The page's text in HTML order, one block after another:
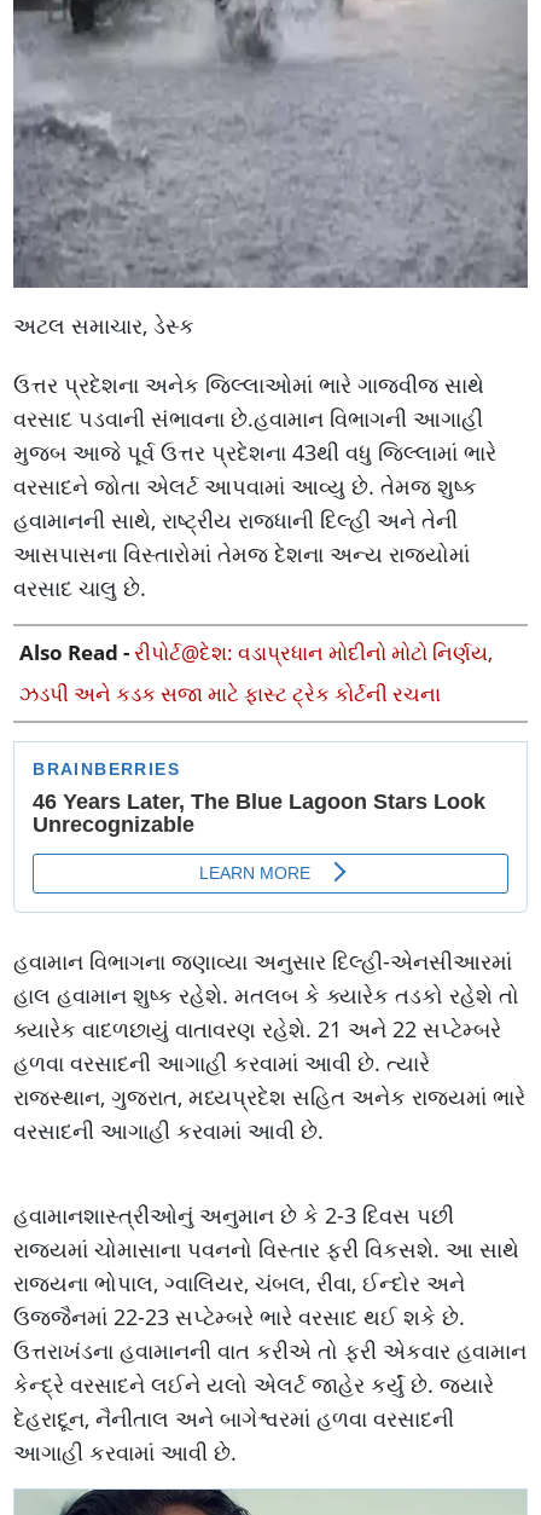
અટલ સમાચાર, ડેસ્ક
ઉત્તર પ્રદેશના અનેક જિલ્લાઓમાં ભારે ગાજવીજ સાથે
વરસાદ પડવાની સંભાવના છે.હવામાન વિભાગની આગાહી
મુજબ આજે પૂર્વ ઉત્તર પ્રદેશના 43થી વધુ જિલ્લામાં ભારે
વરસાદને જોતા એલર્ટ આપવામાં આવ્યુ છે. તેમજ શુષ્ક
હવામાનની સાથે, રાષ્ટ્રીય રાજધાની દિલ્હી અને તેની
આસપાસના વિસ્તારોમાં તેમજ દેશના અન્ય રાજ્યોમાં
વરસાદ ચાલુ છે.
Also Read -રીપોર્ટ@દેશ: વડાપ્રધાન મોદીનો મોટો નિર્ણય,
ઝડપી અને કડક સજા માટે ફાસ્ટ ટ્રેક કોર્ટની રચના
હવામાન વિભાગના જણાવ્યા અનુસાર દિલ્હી-એનસીઆરમાં
હાલ હવામાન શુષ્ક રહેશે. મતલબ કે ક્યારેક તડકો રહેશે તો
ક્યારેક વાદળછાયું વાતાવરણ રહેશે. 21 અને 22 સપ્ટેમ્બરે
હળવા વરસાદની આગાહી કરવામાં આવી છે. ત્યારે
રાજસ્થાન, ગુજરાત, મધ્યપ્રદેશ સહિત અનેક રાજ્યમાં ભારે
વરસાદની આગાહી કરવામાં આવી છે.
હવામાનશાસ્ત્રીઓનું અનુમાન છે કે 2-3 દિવસ પછી
રાજ્યમાં ચોમાસાના પવનનો વિસ્તાર ફરી વિકસશે. આ સાથે
રાજ્યના ભોપાલ, ગ્વાલિયર, ચંબલ, રીવા, ઈન્દોર અને
ઉજ્જૈનમાં 22-23 સપ્ટેમ્બરે ભારે વરસાદ થઈ શકે છે.
ઉત્તરાખંડના હવામાનની વાત કરીએ તો ફરી એકવાર હવામાન
કેન્દ્રે વરસાદને લઈને યલો એલર્ટ જાહેર કર્યું છે. જ્યારે
દેહરાદૂન, નૈનીતાલ અને બાગેશ્વરમાં હળવા વરસાદની
આગાહી કરવામાં આવી છે.